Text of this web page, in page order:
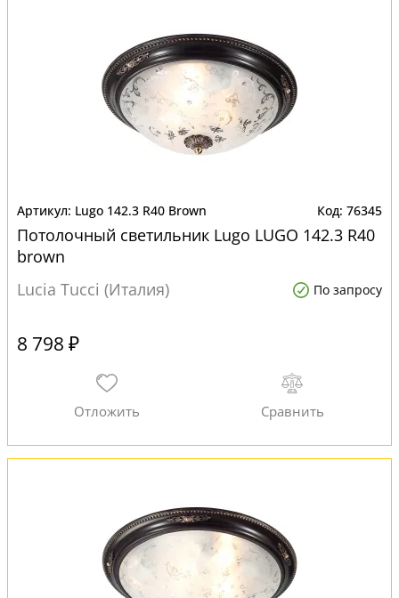
Lugo 142.3 R40 Brown 76345
Потолочный светильник Lugo LUGO 142.3 R40
brown
Lucia Tucci (Италия)
По запросу
8 798 ₽